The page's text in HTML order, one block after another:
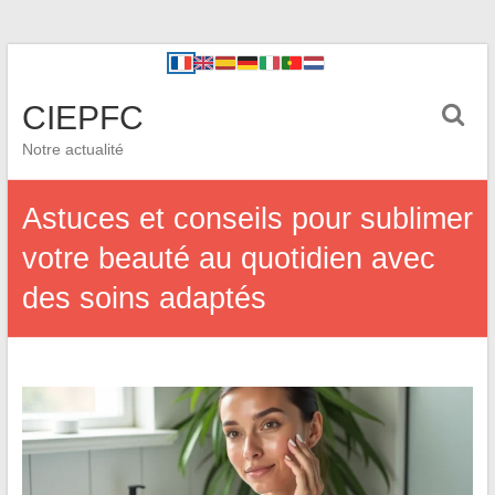
CIEPFC
Notre actualité
Astuces et conseils pour sublimer
votre beauté au quotidien avec
des soins adaptés